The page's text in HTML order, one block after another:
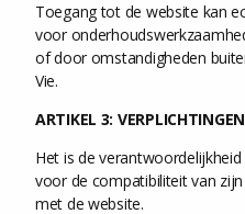
Toegang tot de website kan
voor
of door omstandigheden
Vie.
ARTIKEL 3:
Het is de
voor de compatibiliteit van
met de website.